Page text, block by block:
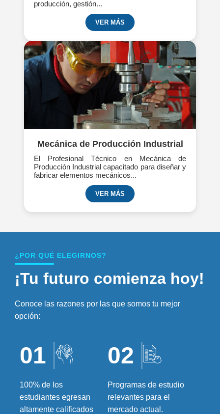
producción, gestión...
VER MÁS
Mecánica de Producción Industrial
El Profesional Técnico en Mecánica de
Producción Industrial capacitado para diseñar y
fabricar elementos mecánicos...
VER MÁS
¿POR QUÉ ELEGIRNOS?
¡Tu futuro comienza hoy!
Conoce las razones por las que somos tu mejor
opción:
01
100% de los
estudiantes egresan
altamente calificados
02
Programas de estudio
relevantes para el
mercado actual.